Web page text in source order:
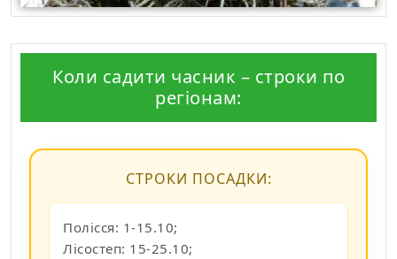
Коли садити часник – строки по
регіонам:
СТРОКИ ПОСАДКИ:
Полісся: 1-15.10;
Лісостеп: 15-25.10;